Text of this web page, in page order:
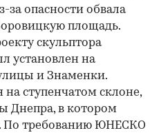
за опасности обвала
площадь.
скульптора
установлен на
и Знаменки.
ступенчатом склоне,
Днепра, в котором
По требованию ЮНЕСКО